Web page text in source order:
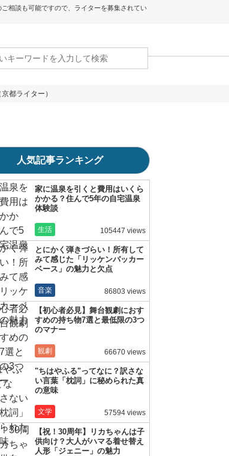
相談も可能ですので、ライターを募集されてい
都ライター）
人気記事ランキング
家に温泉を引くと費用はいくら
かかる？住んで5年の自宅温泉
体験談
生活 105447 views
とにかく弾きづらい！所有して
みて感じた「リッケンバッカー
ベース」の魅力と欠点
音楽 86803 views
【初心者必見】舞台観劇におす
すめの持ち物7選と最低限の3つ
のマナー
観劇 66670 views
"ちはやふる"ってなに？訳さな
い言葉「枕詞」に秘められた真
の意味
文学 57594 views
【祝！30周年】リカちゃんは子
供向け？大人がハマる着せ替え
人形「ジェニー」の魅力